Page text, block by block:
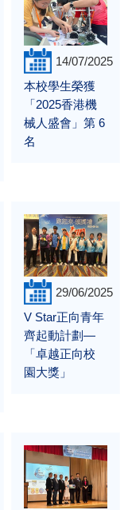
14/07/2025
本校學生榮獲
「2025香港機
械人盛會」第 6
名
29/06/2025
V Star正向青年
齊起動計劃—
「卓越正向校
園大獎」